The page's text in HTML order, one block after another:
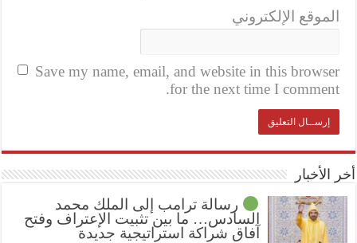
الموقع الإلكتروني
Save my name, email, and website in this browser
for the next time I comment.
أخر الأخبار
رسالة ترامب إلى الملك محمد
السادس… ما بين تثبيت الإعتراف وفتح
آفاق شراكة استراتيجية جديدة